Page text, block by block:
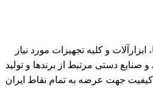
و کلیه تجهیزات مورد نیاز
دستی مرتبط از برندها و تولید
جهت عرضه به تمام نقاط ایران